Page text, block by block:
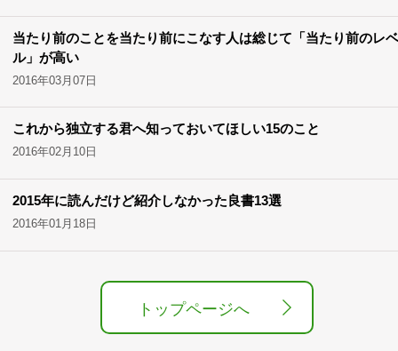
当たり前のことを当たり前にこなす人は総じて「当たり前のレベ
ル」が高い
2016年03月07日
これから独立する君へ知っておいてほしい15のこと
2016年02月10日
2015年に読んだけど紹介しなかった良書13選
2016年01月18日
トップページへ